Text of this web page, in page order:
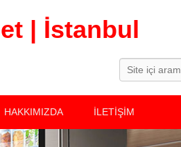
| İstanbul
Search
HAKKIMIZDA İLETİŞİM